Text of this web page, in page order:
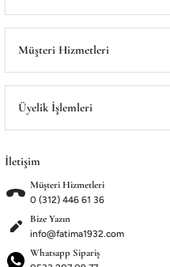
Müşteri Hizmetleri
Üyelik İşlemleri
İletişim
Müşteri Hizmetleri
0 (312) 446 61 36
Bize Yazın
info@fatima1932.com
Whatsapp Sipariş